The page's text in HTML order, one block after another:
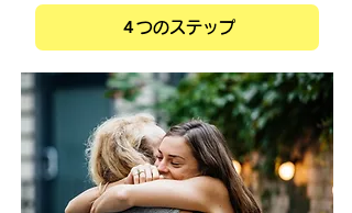
４つのステップ